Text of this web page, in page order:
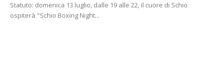
Statuto: domenica 13 luglio, dalle 19 alle 22, il cuore di Schio
ospiterà "Schio Boxing Night...